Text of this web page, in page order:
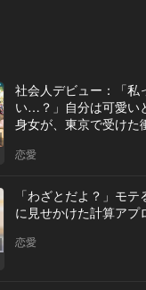
社会人デビュー：「私
い…？」自分は可愛い
身女が、東京で受けた
恋愛
「わざとだよ？」モ
に見せかけた計算アプ
恋愛